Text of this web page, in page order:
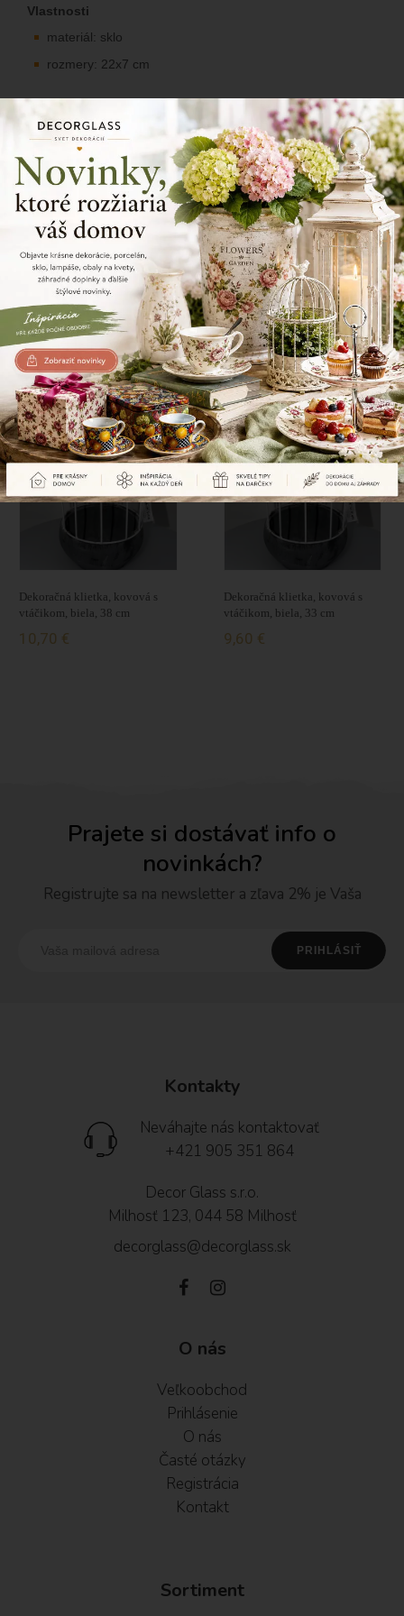
Vlastnosti
materiál: sklo
rozmery: 22x7 cm
Kvetinový pohár, matná ruža.
209/238
Zdielajte tento produkt
Naposledy prezerané produkty
Dekoračná klietka, kovová s
vtáčikom, biela, 38 cm
10,70 €
Dekoračná klietka, kovová s
vtáčikom, biela, 33 cm
9,60 €
Prajete si dostávať info o
novinkách?
Registrujte sa na newsletter a zľava 2% je Vaša
Kontakty
Neváhajte nás kontaktovať
+421 905 351 864
Decor Glass s.r.o.
Milhosť 123, 044 58 Milhosť
decorglass@decorglass.sk
O nás
Veľkoobchod
Prihlásenie
O nás
Časté otázky
Registrácia
Kontakt
Sortiment